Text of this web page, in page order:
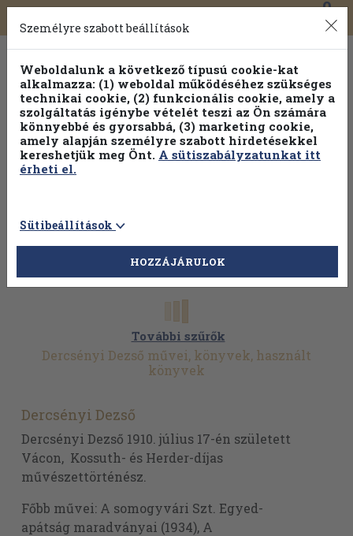
Toggle
navigation
0
További szűrők
Dercsényi Dezső művei, könyvek, használt
könyvek
Dercsényi Dezső
Dercsényi Dezső 1910. július 17-én született
Vácon, Kossuth- és Herder-díjas
művészettörténész.
Főbb művei: A somogyvári Szt. Egyed-
apátság maradványai (1934), A
Személyre szabott beállítások
Weboldalunk a következő típusú cookie-kat
alkalmazza: (1) weboldal működéséhez szükséges
technikai cookie, (2) funkcionális cookie, amely a
szolgáltatás igénybe vételét teszi az Ön számára
könnyebbé és gyorsabbá, (3) marketing cookie,
amely alapján személyre szabott hirdetésekkel
kereshetjük meg Önt. A sütiszabályzatunkat itt
érheti el.
Sütibeállítások
HOZZÁJÁRULOK